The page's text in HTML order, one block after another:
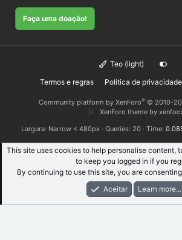
Faça uma doação!
Teo (light)
Termos e regras
Política de privacidade
Community platform by XenForo® © 2010-
XenForo theme by
Largura
Queries 20 Time
This site uses cookies to help personalise content,
to keep you logged in if you
By continuing to use this site, you are
Aceitar
Learn more...